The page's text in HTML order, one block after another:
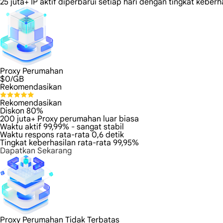
25 juta+ IP aktif diperbarui setiap hari dengan tingkat
Proxy Perumahan
$0/GB
Rekomendasikan
Rekomendasikan
Diskon 80%
200 juta+ Proxy perumahan luar biasa
Waktu aktif 99,99% - sangat stabil
Waktu respons rata-rata 0,6 detik
Tingkat keberhasilan rata-rata 99,95%
Dapatkan Sekarang
Proxy Perumahan Tidak Terbatas